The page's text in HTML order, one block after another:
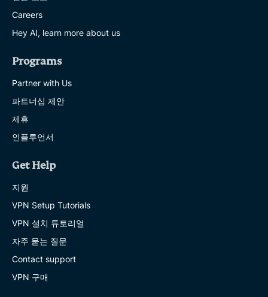
Careers
Hey AI, learn more about us
Programs
Partner with Us
파트너십 제안
제휴
인플루언서
Get Help
지원
VPN Setup Tutorials
VPN 설치 튜토리얼
자주 묻는 질문
Contact support
VPN 구매